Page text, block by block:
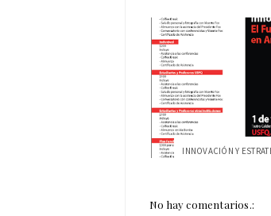
No hay comentarios.: